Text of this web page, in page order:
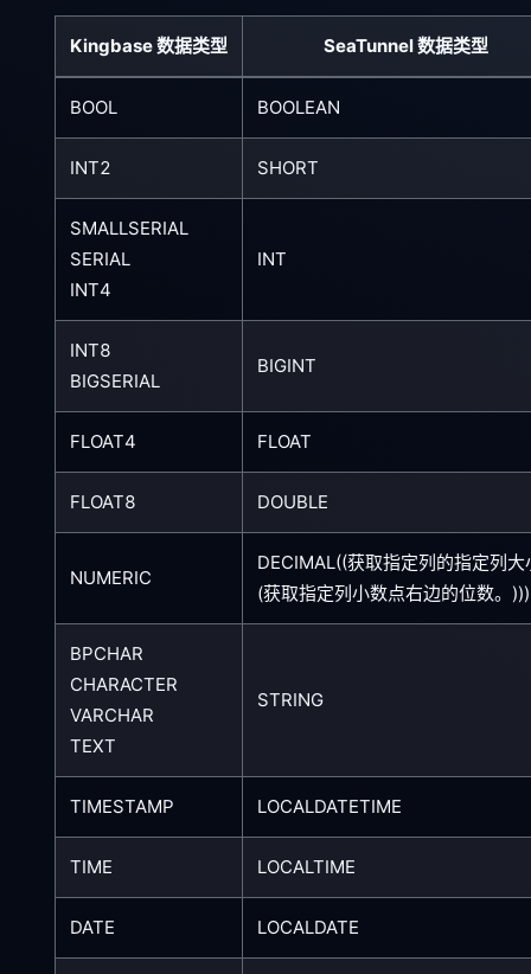
Kingbase 数据类型 SeaTunnel 数据类型
BOOL BOOLEAN
INT2 SHORT
SMALLSERIAL
SERIAL
INT4
INT
INT8
BIGSERIAL
BIGINT
FLOAT4 FLOAT
FLOAT8 DOUBLE
NUMERIC
DECIMAL((获取指定列的指定列大
(获取指定列小数点右边的位数。)))
BPCHAR
CHARACTER
VARCHAR
TEXT
STRING
TIMESTAMP LOCALDATETIME
TIME LOCALTIME
DATE LOCALDATE